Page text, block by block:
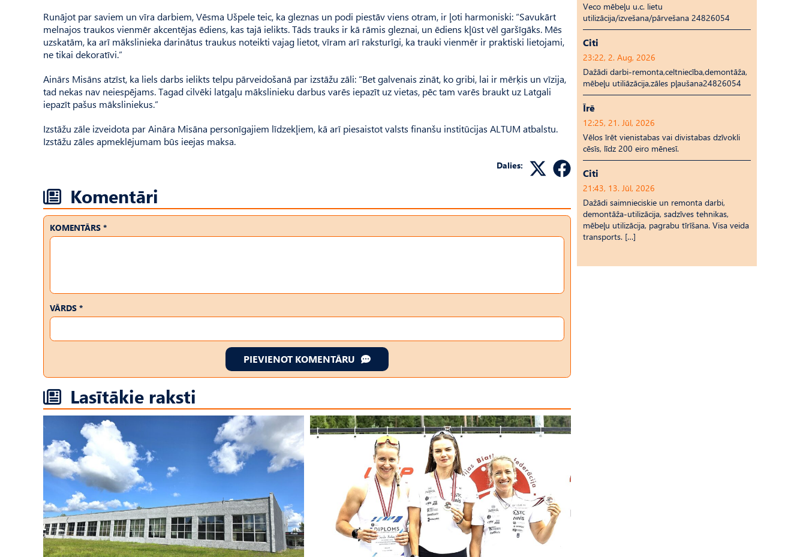
Runājot par saviem un vīra darbiem, Vēsma Ušpele teic, ka gleznas un podi piestāv viens otram, ir ļoti harmoniski: “Savukārt
melnajos traukos vienmēr akcentējas ēdiens, kas tajā ielikts. Tāds trauks ir kā rāmis gleznai, un ēdiens kļūst vēl garšīgāks. Mēs
uzskatām, ka arī mākslinieka darinātus traukus noteikti vajag lietot, vīram arī raksturīgi, ka trauki vienmēr ir praktiski lietojami,
ne tikai dekoratīvi.”
Ainārs Misāns atzīst, ka liels darbs ielikts telpu pārveidošanā par izstāžu zāli: “Bet galvenais zināt, ko gribi, lai ir mērķis un vīzija,
tad nekas nav neiespējams. Tagad cilvēki latgaļu mākslinieku darbus varēs iepazīt uz vietas, pēc tam varēs braukt uz Latgali
iepazīt pašus māksliniekus.”
Izstāžu zāle izveidota par Aināra Misāna personīgajiem līdzekļiem, kā arī piesaistot valsts finanšu institūcijas ALTUM atbalstu.
Izstāžu zāles apmeklējumam būs ieejas maksa.
Dalies:
Komentāri
KOMENTĀRS *
VĀRDS *
PIEVIENOT KOMENTĀRU
Lasītākie raksti
Veco mēbeļu u.c. lietu
utilizācija/izvešana/pārvešana 24826054
Citi
23:22, 2. Aug, 2026
Dažādi darbi-remonta,celtniecība,demontāža,
mēbeļu utiliāzācija,zāles pļaušana24826054
Īrē
12:25, 21. Jūl, 2026
Vēlos īrēt vienistabas vai divistabas dzīvokli
cēsīs, līdz 200 eiro mēnesī.
Citi
21:43, 13. Jūl, 2026
Dažādi saimnieciskie un remonta darbi,
demontāža-utilizācija, sadzīves tehnikas,
mēbeļu utilizācija, pagrabu tīrīšana. Visa veida
transports. […]